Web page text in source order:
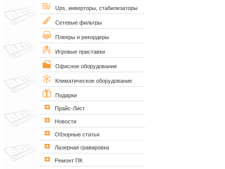
Ups, инверторы, стабилизаторы
Сетевые фильтры
Плееры и рекордеры
Игровые приставки
Офисное оборудование
Климатическое оборудование
Подарки
Прайс-Лист
Новости
Обзорные статьи
Лазерная гравировка
Ремонт ПК